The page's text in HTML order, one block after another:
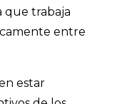
que trabaja
entre
estar